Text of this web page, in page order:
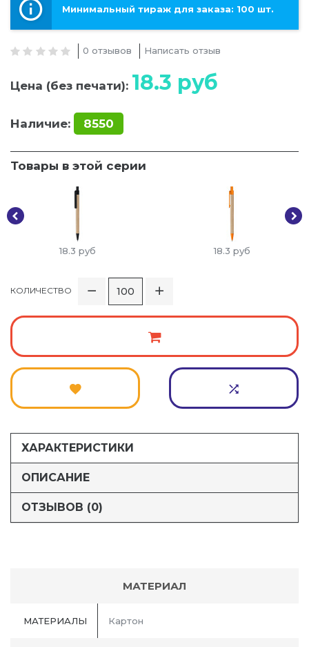
Минимальный тираж для заказа: 100 шт.
0 отзывов Написать отзыв
Цена (без печати): 18.3 руб
Наличие: 8550
Товары в этой серии
18.3 руб 18.3 руб
КОЛИЧЕСТВО
ХАРАКТЕРИСТИКИ
ОПИСАНИЕ
ОТЗЫВОВ (0)
МАТЕРИАЛ
МАТЕРИАЛЫ Картон